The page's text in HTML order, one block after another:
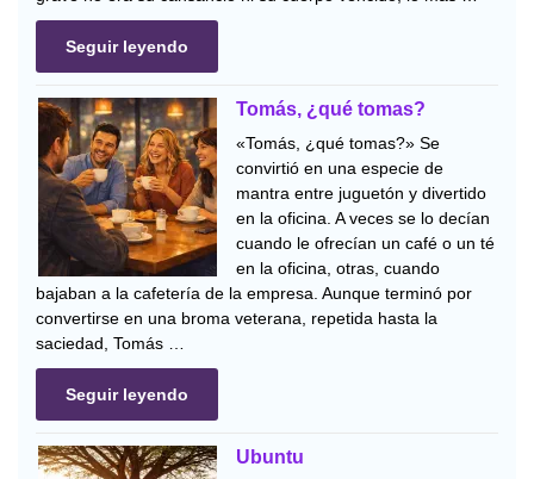
Seguir leyendo
Tomás, ¿qué tomas?
«Tomás, ¿qué tomas?» Se
convirtió en una especie de
mantra entre juguetón y divertido
en la oficina. A veces se lo decían
cuando le ofrecían un café o un té
en la oficina, otras, cuando
bajaban a la cafetería de la empresa. Aunque terminó por
convertirse en una broma veterana, repetida hasta la
saciedad, Tomás …
Seguir leyendo
Ubuntu